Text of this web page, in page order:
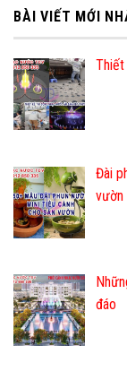
BÀI VIẾT MỚI
Thiết
Đài
vườn
đáo